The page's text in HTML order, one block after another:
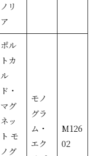
ノリ
ア
ポル
トカ
ル
ド・
マグ
ネッ
ト モ
ノグ
モノ
グラ
ム・
エク
M126
02